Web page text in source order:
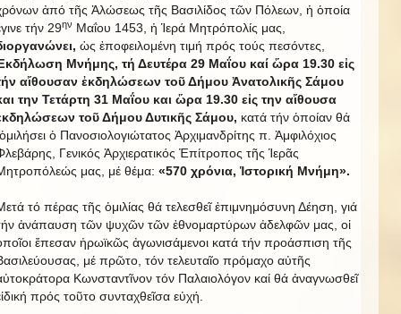
ἀπό τῆς Ἁλώσεως τῆς Βασιλίδος τῶν Πόλεων, ἡ ὁποία
τήν 29ην Μαΐου 1453, ἡ Ἱερά Μητρόπολίς μας,
ὡς ἐποφειλομένη τιμή πρός τούς πεσόντες,
Μνήμης, τή Δευτέρα 29 Μαΐου καί ὥρα 19.30 εἰς
αἴθουσαν ἐκδηλώσεων τοῦ Δήμου Ἀνατολικῆς Σάμου
την Τετάρτη 31 Μαΐου και ὥρα 19.30 εἰς την αἴθουσα
τοῦ Δήμου Δυτικῆς Σάμου, κατά τήν ὁποίαν θά
ὁ Πανοσιολογιώτατος Ἀρχιμανδρίτης π. Ἀμφιλόχιος
Γενικός Ἀρχιερατικός Ἐπίτροπος τῆς Ἱερᾶς
μας, μέ θέμα: «570 χρόνια, Ἱστορική Μνήμη».
τό πέρας τῆς ὁμιλίας θά τελεσθεῖ ἐπιμνημόσυνη Δέηση, γιά
ἀνάπαυση τῶν ψυχῶν τῶν ἐθνομαρτύρων ἀδελφῶν μας, οἱ
ἔπεσαν ἡρωϊκῶς ἀγωνισάμενοι κατά τήν προάσπιση τῆς
μέ πρῶτο, τόν τελευταῖο πρόμαχο αὐτῆς
Κωνσταντῖνον τόν Παλαιολόγον καί θά ἀναγνωσθεῖ
πρός τοῦτο συνταχθεῖσα εὐχή.